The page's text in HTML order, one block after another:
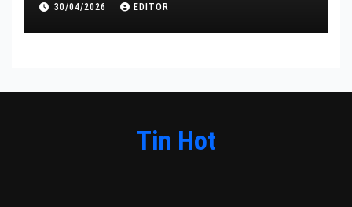
30/04/2026 EDITOR
Tin Hot